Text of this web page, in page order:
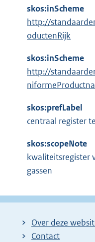
skos:inScheme
http://
oductenRijk
skos:inScheme
http://
skos:prefLabel
centraal register
skos:scopeNote
kwaliteitsregister
gassen
Over deze
Contact